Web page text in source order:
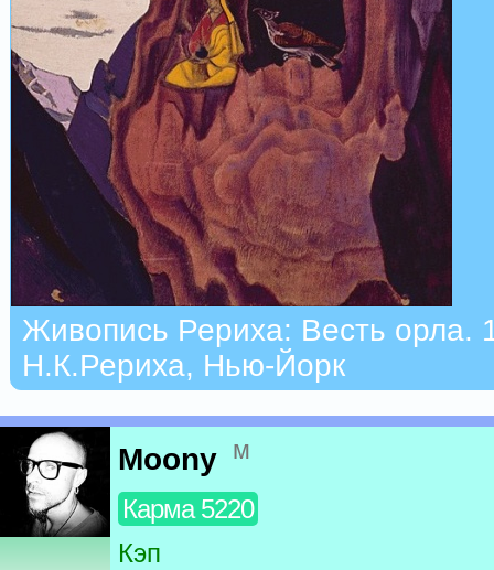
Живопись Рериха: Весть орла.
Н.К.Рериха, Нью-Йорк
Moony м
Карма 5220
Кэп